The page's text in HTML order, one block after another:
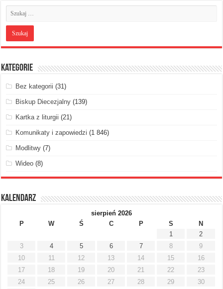
Kategorie
Bez kategorii (31)
Biskup Diecezjalny (139)
Kartka z liturgii (21)
Komunikaty i zapowiedzi (1 846)
Modlitwy (7)
Wideo (8)
Kalendarz
sierpień 2026
P
W Ś C P S
N
1
2
3
4 5 6 7 8
9
10
11 12 13 14 15
16
17
18 19 20 21 22
23
24
25 26 27 28 29
30